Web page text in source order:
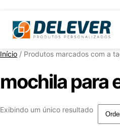
Início / Produtos marcados com a
mochila para
Exibindo um único resultado